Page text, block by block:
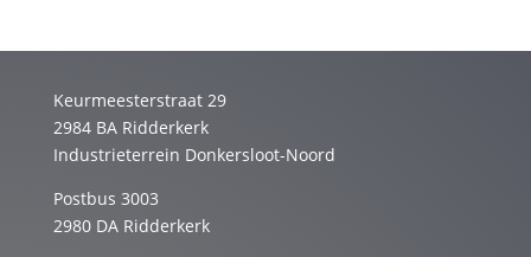
Keurmeesterstraat 29
2984 BA Ridderkerk
Industrieterrein Donkersloot-Noord
Postbus 3003
2980 DA Ridderkerk